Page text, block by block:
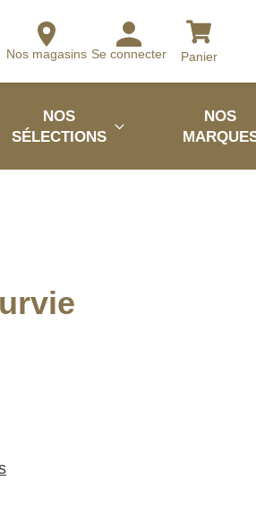
Nos magasins Se connecter Panier
NOS
SÉLECTIONS
NOS